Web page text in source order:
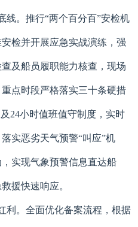
线。推行“两个百分百”安检机
检并开展应急实战演练，强
及船员履职能力核查，现场
点时段严格落实三十条硬措
24小时值班值守制度，实时
实恶劣天气预警“叫应”机
实现气象预警信息直达船
援快速响应。
利。全面优化备案流程，根据